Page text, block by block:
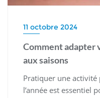
11 octobre 2024
Comment adapter
aux saisons
Pratiquer une
l’année est essentiel